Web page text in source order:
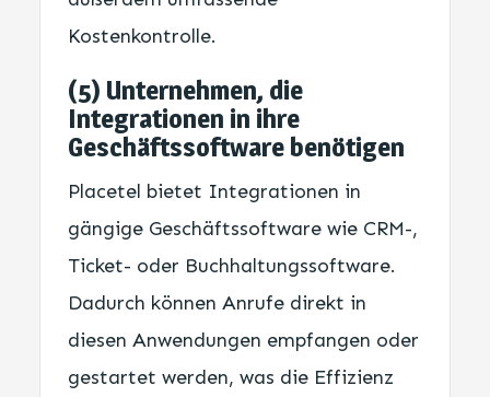
Kostenkontrolle.
(5) Unternehmen, die
Integrationen in ihre
Geschäftssoftware benötigen
Placetel bietet Integrationen in
gängige Geschäftssoftware wie CRM-,
Ticket- oder Buchhaltungssoftware.
Dadurch können Anrufe direkt in
diesen Anwendungen empfangen oder
gestartet werden, was die Effizienz